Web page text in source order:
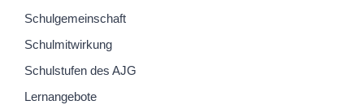
Schulgemeinschaft
Schulmitwirkung
Schulstufen des AJG
Lernangebote